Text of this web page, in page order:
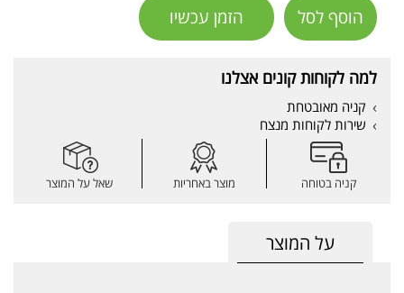
הוסף לסל הזמן עכשיו
למה לקוחות קונים אצלנו
קניה מאובטחת
שירות לקוחות מנצח
קניה בטוחה מוצר באחריות שאל על המוצר
על המוצר